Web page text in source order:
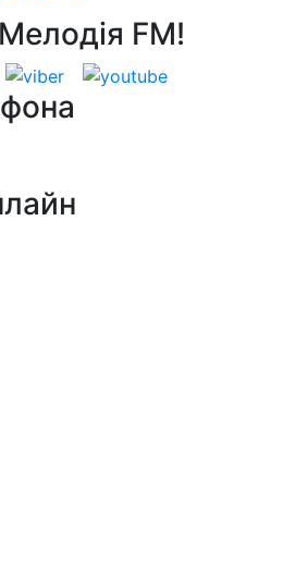
FM!